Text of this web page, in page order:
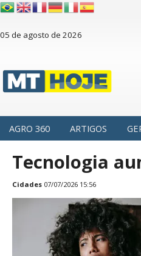
05 de agosto de 2026
AGRO 360 ARTIGOS
Tecnologia
Cidades 07/07/2026 15:56